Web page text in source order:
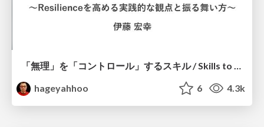
「無理」を「コントロール」するスキル / Skills to Control "Muri"
hageyahhoo
6 4.3k